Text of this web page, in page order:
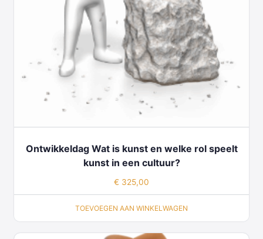
Ontwikkeldag Wat is kunst en welke rol speelt
kunst in een cultuur?
€ 325,00
TOEVOEGEN AAN WINKELWAGEN